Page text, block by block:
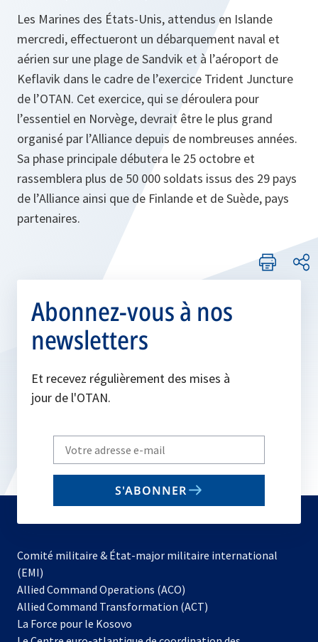
Les Marines des États-Unis, attendus en Islande
mercredi, effectueront un débarquement naval et
aérien sur une plage de Sandvik et à l’aéroport de
Keflavik dans le cadre de l’exercice Trident Juncture
de l’OTAN. Cet exercice, qui se déroulera pour
l’essentiel en Norvège, devrait être le plus grand
organisé par l’Alliance depuis de nombreuses années.
Sa phase principale débutera le 25 octobre et
rassemblera plus de 50 000 soldats issus des 29 pays
de l’Alliance ainsi que de Finlande et de Suède, pays
partenaires.
Abonnez-vous à nos
newsletters
Et recevez régulièrement des mises à
jour de l'OTAN.
Write
your
email
S'ABONNER
Comité militaire & État-major militaire international
(EMI)
Allied Command Operations (ACO)
dans
Allied Command Transformation (ACT)
La Force pour le Kosovo